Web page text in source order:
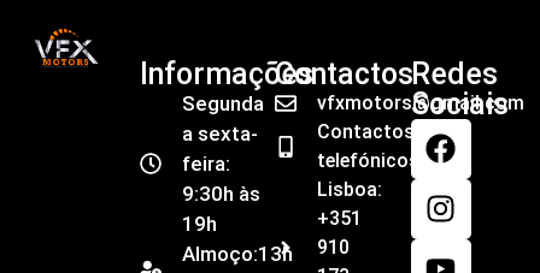
Informações
Segunda
a sexta-
feira:
9:30h às
19h
Almoço:13h
Contactos
vfxmotors@gmail.com
Contactos
telefónicos
Lisboa:
+351
910
Redes
Sociais